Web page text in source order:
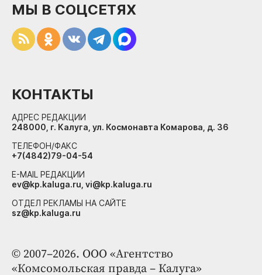
© 2007–2026. ООО «Агентство
«Комсомольская правда – Калуга»
МЫ В СОЦСЕТЯХ
КОНТАКТЫ
АДРЕС РЕДАКЦИИ
248000, г. Калуга, ул. Космонавта Комарова, д. 36
ТЕЛЕФОН/ФАКС
+7(4842)79-04-54
E-MAIL РЕДАКЦИИ
ev@kp.kaluga.ru, vi@kp.kaluga.ru
ОТДЕЛ РЕКЛАМЫ НА САЙТЕ
sz@kp.kaluga.ru